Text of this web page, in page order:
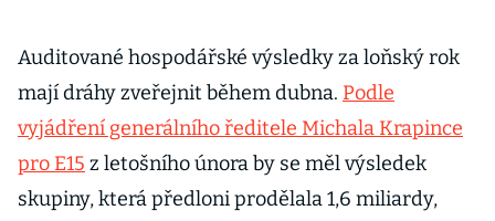
Auditované hospodářské výsledky za loňský rok
mají dráhy zveřejnit během dubna. Podle
vyjádření generálního ředitele Michala Krapince
pro E15 z letošního února by se měl výsledek
skupiny, která předloni prodělala 1,6 miliardy,